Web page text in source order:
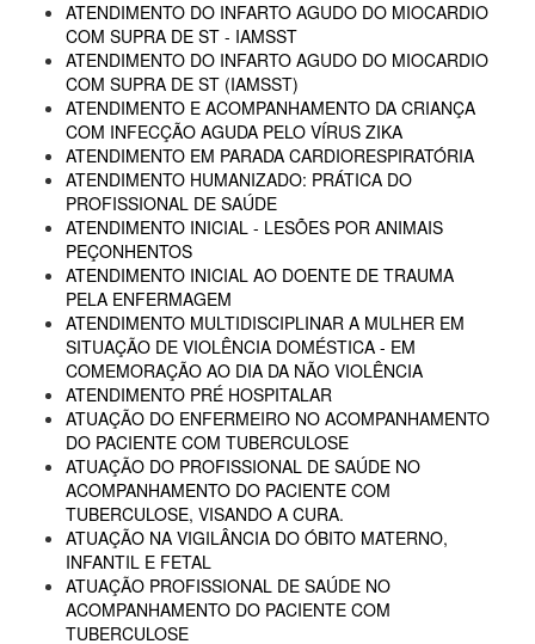
ATENDIMENTO DO INFARTO AGUDO DO MIOCARDIO
COM SUPRA DE ST - IAMSST
ATENDIMENTO DO INFARTO AGUDO DO MIOCARDIO
COM SUPRA DE ST (IAMSST)
ATENDIMENTO E ACOMPANHAMENTO DA CRIANÇA
COM INFECÇÃO AGUDA PELO VÍRUS ZIKA
ATENDIMENTO EM PARADA CARDIORESPIRATÓRIA
ATENDIMENTO HUMANIZADO: PRÁTICA DO
PROFISSIONAL DE SAÚDE
ATENDIMENTO INICIAL - LESÕES POR ANIMAIS
PEÇONHENTOS
ATENDIMENTO INICIAL AO DOENTE DE TRAUMA
PELA ENFERMAGEM
ATENDIMENTO MULTIDISCIPLINAR A MULHER EM
SITUAÇÃO DE VIOLÊNCIA DOMÉSTICA - EM
COMEMORAÇÃO AO DIA DA NÃO VIOLÊNCIA
ATENDIMENTO PRÉ HOSPITALAR
ATUAÇÃO DO ENFERMEIRO NO ACOMPANHAMENTO
DO PACIENTE COM TUBERCULOSE
ATUAÇÃO DO PROFISSIONAL DE SAÚDE NO
ACOMPANHAMENTO DO PACIENTE COM
TUBERCULOSE, VISANDO A CURA.
ATUAÇÃO NA VIGILÂNCIA DO ÓBITO MATERNO,
INFANTIL E FETAL
ATUAÇÃO PROFISSIONAL DE SAÚDE NO
ACOMPANHAMENTO DO PACIENTE COM
TUBERCULOSE